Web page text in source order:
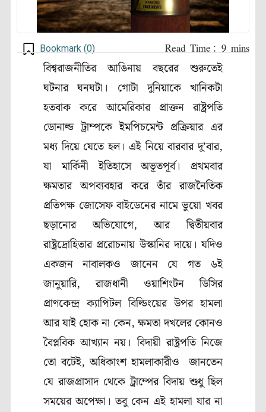
Bookmark (0)
বিশ্বরাজনীতির আঙিনায় বছরের শুরুতেই
ঘটনার ঘনঘটা। গোটা দুনিয়াকে খানিকটা
হতবাক করে আমেরিকার প্রাক্তন রাষ্ট্রপতি
ডোনাল্ড ট্রাম্পকে ইমপিচমেন্ট প্রক্রিয়ার এর
মধ্য দিয়ে যেতে হল। এই নিয়ে বারবার দু’বার,
যা মার্কিনী ইতিহাসে অভূতপূর্ব। প্রথমবার
ক্ষমতার অপব্যবহার করে তাঁর রাজনৈতিক
প্রতিপক্ষ জোসেফ বাইডেনের নামে ভুয়ো খবর
ছড়ানোর অভিযোগে, আর দ্বিতীয়বার
রাষ্ট্রদ্রোহিতার প্ররোচনায় উস্কানির দায়ে। যদিও
একজন নাবালকও জানেন যে গত ৬ই
জানুয়ারি, রাজধানী ওয়াশিংটন ডিসির
প্রাণকেন্দ্র ক্যাপিটল বিল্ডিংয়ের উপর হামলা
আর যাই হোক না কেন, ক্ষমতা দখলের কোনও
বৈপ্লবিক আখ্যান নয়। বিদায়ী রাষ্ট্রপতি নিজে
তো বটেই, অধিকাংশ হামলাকারীও জানতেন
যে রাজপ্রাসাদ থেকে ট্রাম্পের বিদায় শুধু ছিল
সময়ের অপেক্ষা। তবু কেন এই হামলা যার না